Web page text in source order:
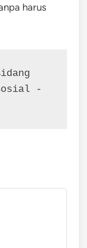
harus
-